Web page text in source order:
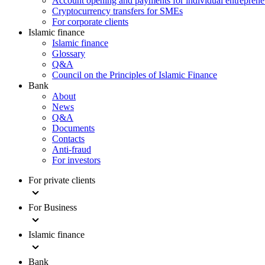
Cryptocurrency transfers for SMEs
For corporate clients
Islamic finance
Islamic finance
Glossary
Q&A
Council on the Principles of Islamic Finance
Bank
About
News
Q&A
Documents
Contacts
Anti-fraud
For investors
For private clients
For Business
Islamic finance
Bank